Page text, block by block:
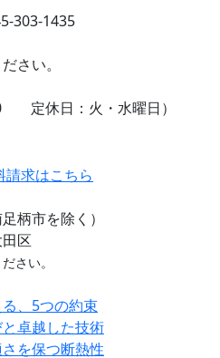
303-1435
さい。
定休日：火・水曜日）
請求はこちら
柄市を除く）
区
さい。
、5つの約束
卓越した技術
を保つ断熱性